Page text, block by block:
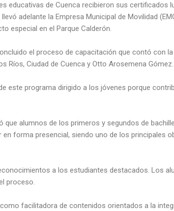
educativas de Cuenca recibieron sus certificados
adelante la Empresa Municipal de Movilidad
especial en el Parque Calderón.
el proceso de capacitación que contó con
Ríos, Ciudad de Cuenca y Otto Arosemena Gómez.
este programa dirigido a los jóvenes porque
que alumnos de los primeros y segundos de
forma presencial, siendo uno de los principales
a los estudiantes destacados. Los
proceso.
facilitadora de contenidos orientados a la